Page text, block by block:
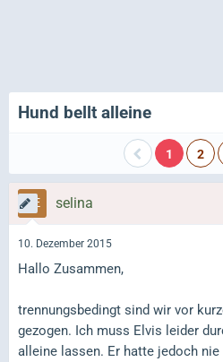
Hund bellt alleine
1 2
selina
10. Dezember 2015
Hallo Zusammen,
trennungsbedingt sind wir vor
gezogen. Ich muss Elvis leider
alleine lassen. Er hatte jedoch